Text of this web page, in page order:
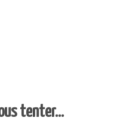
tenter...